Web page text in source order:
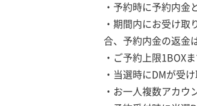
・予約時に予約内金
・期間内にお受け
合、予約内金の返金
・ご予約上限1BOX
・当選時にDMが受
・お一人複数アカウ